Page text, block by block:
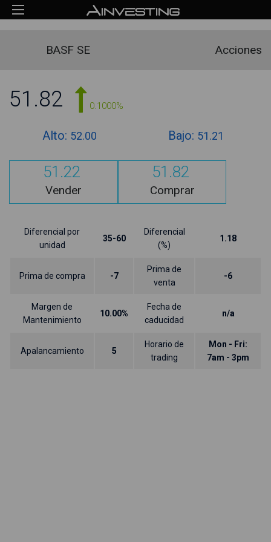
BASF SE Acciones
51.82 0.1000%
Alto: 52.00 Bajo: 51.21
51.22
Vender
51.82
Comprar
Diferencial por
unidad
35-60
Diferencial
(%)
1.18
Prima de compra -7
Prima de
venta
-6
Margen de
Mantenimiento
10.00%
Fecha de
caducidad
n/a
Apalancamiento 5
Horario de
trading
Mon - Fri:
7am - 3pm